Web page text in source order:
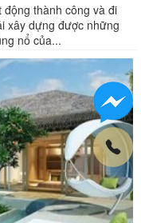
động thành công và đi
xây dựng được những
nổ của...